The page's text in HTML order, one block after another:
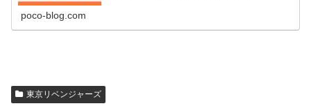
poco-blog.com
東京リベンジャーズ